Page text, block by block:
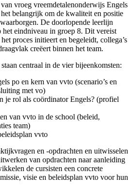
vroeg vreemdetalenonderwijs Engels
belangrijk om de kwaliteit en positie
De doorlopende leerlijn
het eindniveau in groep 8. Dit vereist
proces initieert en begeleidt, collega’s
creëert binnen het team.
centraal in de vier bijeenkomsten:
po en kern van vvto (scenario’s en
met vo)
je rol als coördinator Engels? (profiel
van vvto in de school (beleid,
team)
vvto
en -opdrachten en uitwisselen
van opdrachten naar aanleiding
de cursisten een concrete
visie en beleidsplan vvto voor hun